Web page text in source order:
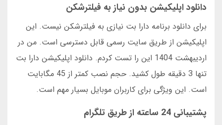
دانلود اپلیکیشن بدون نیاز به فیلترشکن
برای دانلود برنامه دارا بت نیازی به فیلترشکن نیست. این
اپلیکیشن از طریق سایت رسمی قابل دسترسی است. من در
اردیبهشت 1404 این را تست کردم. دانلود اپلیکیشن دارا بت
تنها 3 دقیقه طول کشید. حجم نصب کمتر از 45 مگابایت
است. این ویژگی برای کاربران موبایل بسیار مهم است.
پشتیبانی 24 ساعته از طریق تلگرام